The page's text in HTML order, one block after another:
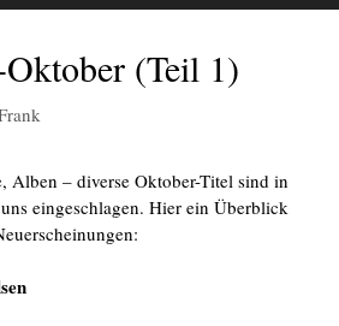
(Teil 1)
Alben – diverse Oktober-Titel sind in
eingeschlagen. Hier ein Überblick